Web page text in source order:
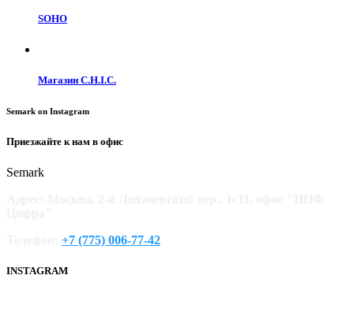
SOHO
Магазин C.H.I.C.
Semark on Instagram
Приезжайте к нам в офис
Semark
+7 (775) 006-77-42
INSTAGRAM